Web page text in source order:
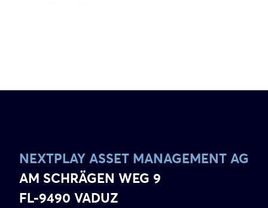
NEXTPLAY ASSET MANAGEMENT AG
AM SCHRÄGEN WEG 9
FL-9490 VADUZ